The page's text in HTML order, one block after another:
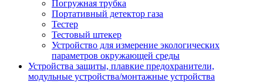
Погружная трубка
Портативный детектор газа
Тестер
Тестовый штекер
Устройство для измерение экологических
параметров окружающей среды
Устройства защиты, плавкие предохранители,
модульные устройства/монтажные устройства